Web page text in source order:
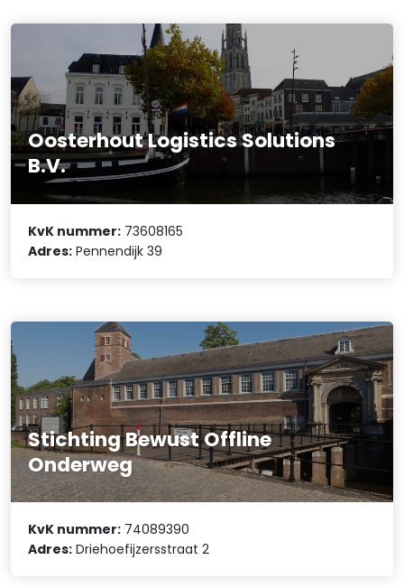
Oosterhout Logistics Solutions
B.V.
KvK nummer: 73608165
Adres: Pennendijk 39
Stichting Bewust Offline
Onderweg
KvK nummer: 74089390
Adres: Driehoefijzersstraat 2